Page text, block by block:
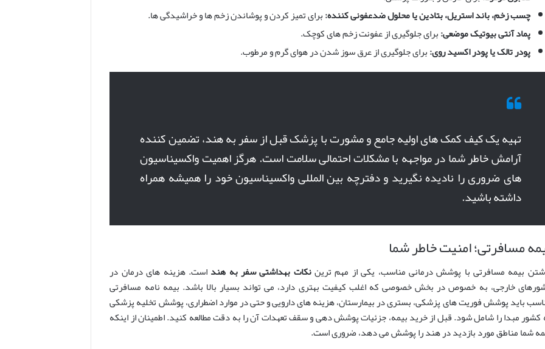
چسب زخم، باند استریل، بتادین یا محلول ضدعفونی کننده:برای تمیز کردن و پوشاندن زخم ها و خراشیدگی ها.
پماد آنتی بیوتیک موضعی:برای جلوگیری از عفونت زخم های کوچک.
پودر تالک یا پودر اکسید روی:برای جلوگیری از عرق سوز شدن در هوای گرم و مرطوب.
تهیه یک کیف کمک های اولیه جامع و مشورت با پزشک قبل از سفر به هند، تضمین کننده
آرامش خاطر شما در مواجهه با مشکلات احتمالی سلامت است. هرگز اهمیت واکسیناسیون
های ضروری را نادیده نگیرید و دفترچه بین المللی واکسیناسیون خود را همیشه همراه
داشته باشید.
مسافرتی؛ امنیت خاطر شما
بیمه مسافرتی با پوشش درمانی مناسب، یکی از مهم تریننکات بهداشتی سفر به هند است. هزینه های درمان در
خارجی، به خصوص در بخش خصوصی که اغلب کیفیت بهتری دارد، می تواند بسیار بالا باشد. بیمه نامه مسافرتی
باید پوشش فوریت های پزشکی، بستری در بیمارستان، هزینه های دارویی و حتی در موارد اضطراری، پوشش تخلیه پزشکی
کشور مبدا را شامل شود. قبل از خرید بیمه، جزئیات پوشش دهی و سقف تعهدات آن را به دقت مطالعه کنید. اطمینان از اینکه
شما مناطق مورد بازدید در هند را پوشش می دهد، ضروری است.